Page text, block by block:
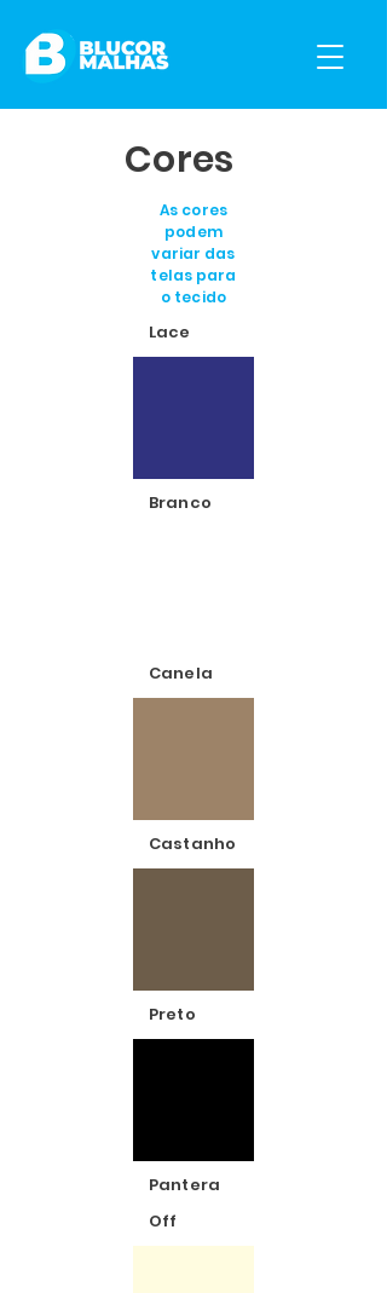
Cores
As cores
podem
variar das
telas para
o tecido
Lace
Branco
Canela
Castanho
Preto
Pantera
Off